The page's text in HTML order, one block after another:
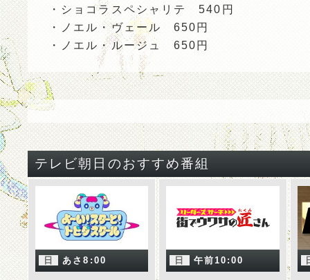
・ショコラスペシャリテ 540円
・ノエル・ヴェール 650円
・ノエル・ルージュ 650円
テレビ朝日のおすすめ番組
日 あさ8:00 日 午前10:00